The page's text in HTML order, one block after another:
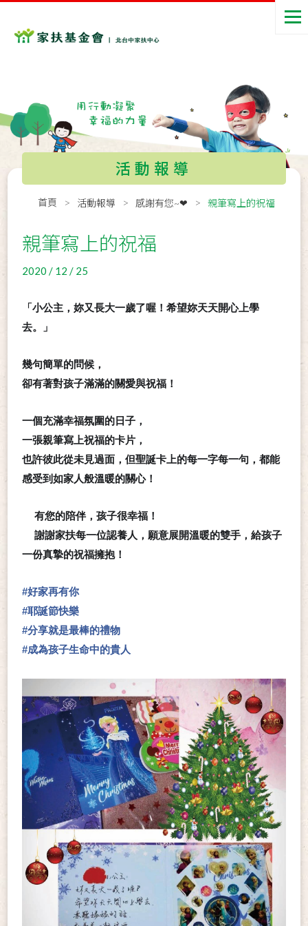
活動報導
首頁 活動報導 感謝有您~❤ 親筆寫上的祝福
親筆寫上的祝福
2020 / 12 / 25
「小公主，妳又長大一歲了喔！希望妳天天開心上學
去。」
幾句簡單的問候，
卻有著對孩子滿滿的關愛與祝福！
一個充滿幸福氛圍的日子，
一張親筆寫上祝福的卡片，
也許彼此從未見過面，但聖誕卡上的每一字每一句，都能
感受到如家人般溫暖的關心！
有您的陪伴，孩子很幸福！
謝謝家扶每一位認養人，願意展開溫暖的雙手，給孩子
一份真摯的祝福擁抱！
#好家再有你
#耶誕節快樂
#分享就是最棒的禮物
#成為孩子生命中的貴人